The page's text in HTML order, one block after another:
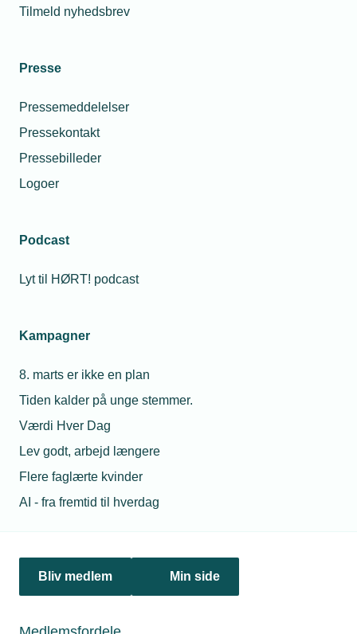
Tilmeld nyhedsbrev
Presse
Pressemeddelelser
Pressekontakt
Pressebilleder
Logoer
Podcast
Lyt til HØRT! podcast
Kampagner
8. marts er ikke en plan
Tiden kalder på unge stemmer.
Værdi Hver Dag
Lev godt, arbejd længere
Flere faglærte kvinder
AI - fra fremtid til hverdag
Bliv medlem Min side
Politik & analyse
jura@tekniq.dk
tekniq@tekniq.dk